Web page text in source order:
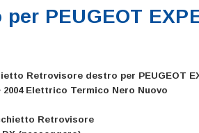
PEUGEOT
Retrovisore destro per PEUGEOT
2004 Elettrico Termico Nero Nuovo
Retrovisore